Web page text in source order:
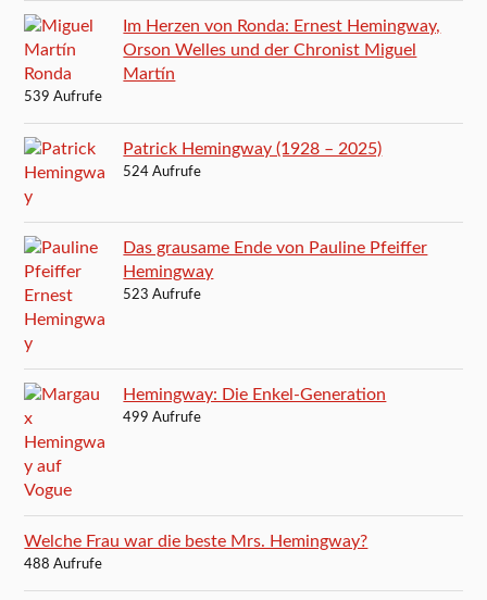
Im Herzen von Ronda: Ernest Hemingway,
Orson Welles und der Chronist Miguel
Martín
539 Aufrufe
Patrick Hemingway (1928 – 2025)
524 Aufrufe
Das grausame Ende von Pauline Pfeiffer
Hemingway
523 Aufrufe
Hemingway: Die Enkel-Generation
499 Aufrufe
Welche Frau war die beste Mrs. Hemingway?
488 Aufrufe